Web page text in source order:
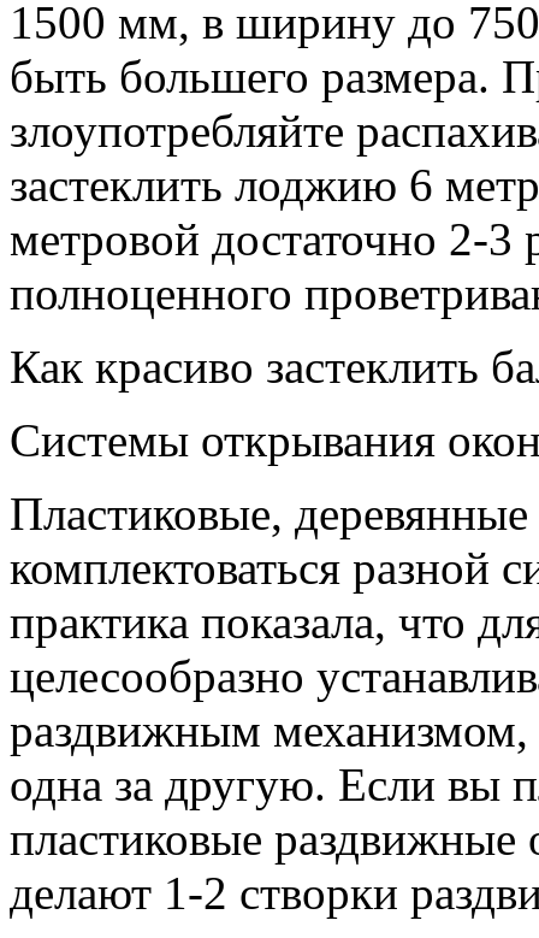
1500 мм, в ширину до
быть большего размера.
злоупотребляйте
застеклить лоджию 6
метровой достаточно 2-3
полноценного
Как красиво застеклить
Системы открывания
Пластиковые,
комплектоваться разной
практика показала, что
целесообразно
раздвижным механизмом,
одна за другую. Если вы
пластиковые
делают 1-2 створки